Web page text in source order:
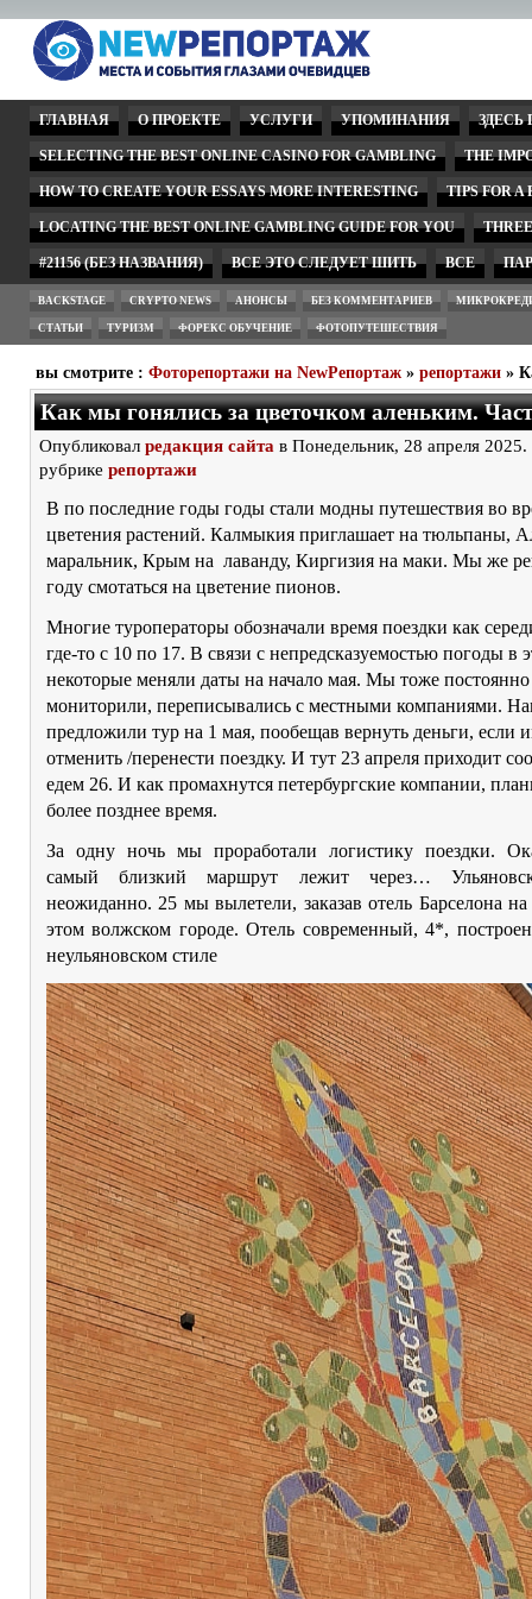
ГЛАВНАЯ О ПРОЕКТЕ УСЛУГИ УПОМИНАНИЯ
SELECTING THE BEST ONLINE CASINO FOR GAMBLING THE
HOW TO CREATE YOUR ESSAYS MORE INTERESTING TIPS FOR A
LOCATING THE BEST ONLINE GAMBLING GUIDE FOR YOU
#21156 (БЕЗ НАЗВАНИЯ) ВСЕ ЭТО СЛЕДУЕТ ШИТЬ ВСЕ
BACKSTAGE CRYPTO NEWS АНОНСЫ БЕЗ КОММЕНТАРИЕВ
СТАТЬИ ТУРИЗМ ФОРЕКС ОБУЧЕНИЕ ФОТОПУТЕШЕСТВИЯ
вы смотрите : Фоторепортажи на NewРепортаж » репортажи »
Как мы гонялись за цветочком аленьким.
Опубликовал редакция сайта в Понедельник, 28 апреля
рубрике репортажи
В по последние годы годы стали модны путешествия во
цветения растений. Калмыкия приглашает на тюльпаны,
маральник, Крым на лаванду, Киргизия на маки. Мы же
году смотаться на цветение пионов.
Многие туроператоры обозначали время поездки как
где-то с 10 по 17. В связи с непредсказуемостью погоды в
некоторые меняли даты на начало мая. Мы тоже постоянно
мониторили, переписывались с местными компаниями.
предложили тур на 1 мая, пообещав вернуть деньги, если
отменить /перенести поездку. И тут 23 апреля приходит
едем 26. И как промахнутся петербургские компании,
более позднее время.
За одну ночь мы проработали логистику поездки.
самый близкий маршрут лежит через…
неожиданно. 25 мы вылетели, заказав отель Барселона
этом волжском городе. Отель современный, 4*,
неульяновском стиле